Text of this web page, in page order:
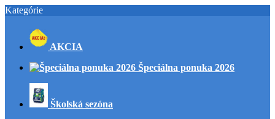
Kategórie
AKCIA
Špeciálna ponuka 2026
Školská sezóna